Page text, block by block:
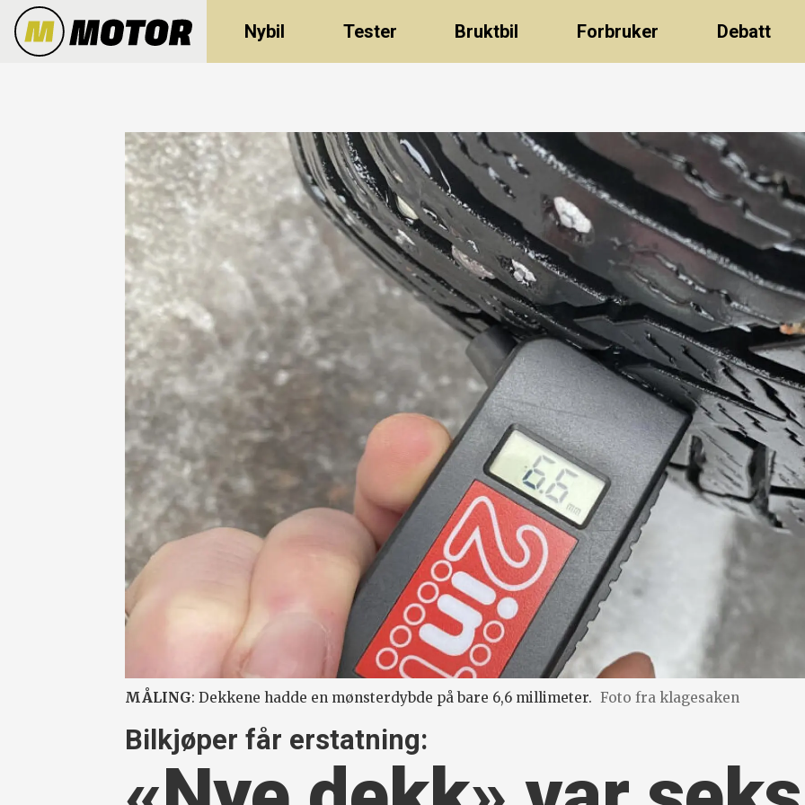
Nybil Tester Bruktbil Forbruker Debatt
MÅLING: Dekkene hadde en mønsterdybde på bare 6,6 millimeter. Foto fra klagesaken
Bilkjøper får erstatning: